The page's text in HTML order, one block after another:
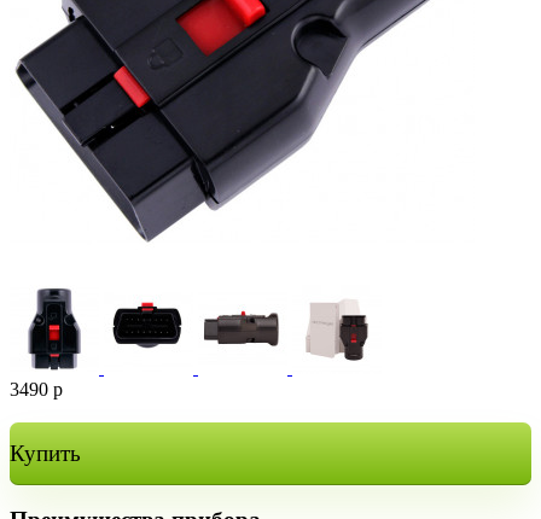
3490 р
Купить